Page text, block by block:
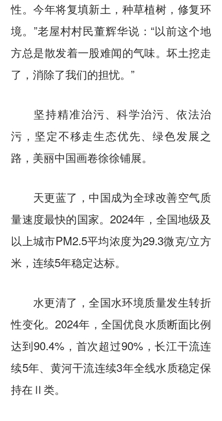
性。今年将复填新土，种草植树，修复环
境。”老屋村村民董辉华说：“以前这个地
方总是散发着一股难闻的气味。坏土挖走
了，消除了我们的担忧。”
坚持精准治污、科学治污、依法治
污，坚定不移走生态优先、绿色发展之
路，美丽中国画卷徐徐铺展。
天更蓝了，中国成为全球改善空气质
量速度最快的国家。2024年，全国地级及
以上城市PM2.5平均浓度为29.3微克/立方
米，连续5年稳定达标。
水更清了，全国水环境质量发生转折
性变化。2024年，全国优良水质断面比例
达到90.4%，首次超过90%，长江干流连
续5年、黄河干流连续3年全线水质稳定保
持在Ⅱ类。